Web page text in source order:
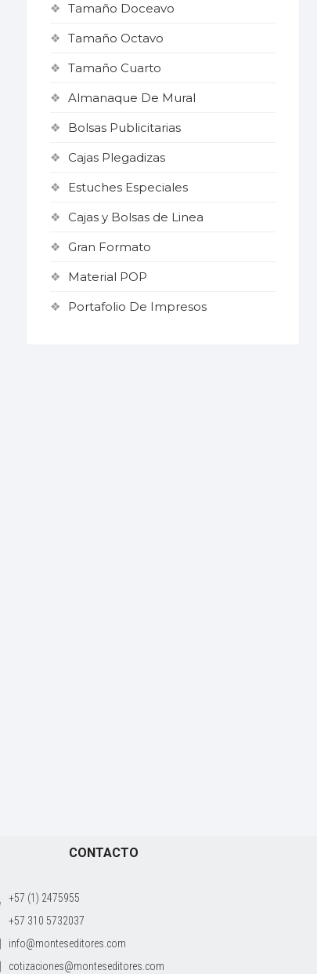
Tamaño Doceavo
Tamaño Octavo
Tamaño Cuarto
Almanaque De Mural
Bolsas Publicitarias
Cajas Plegadizas
Estuches Especiales
Cajas y Bolsas de Linea
Gran Formato
Material POP
Portafolio De Impresos
CONTACTO
+57 (1) 2475955
+57 310 5732037
info@monteseditores.com
cotizaciones@monteseditores.com